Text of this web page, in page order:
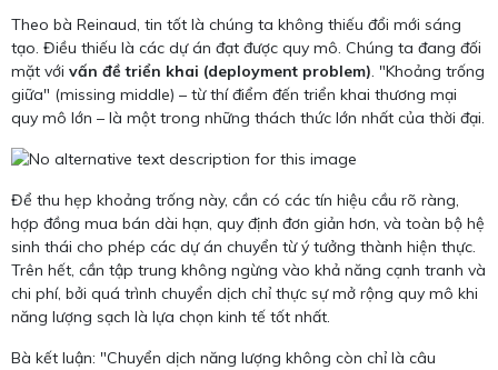
Theo bà Reinaud, tin tốt là chúng ta không thiếu đổi mới sáng
tạo. Điều thiếu là các dự án đạt được quy mô. Chúng ta đang đối
mặt với vấn đề triển khai (deployment problem). "Khoảng trống
giữa" (missing middle) – từ thí điểm đến triển khai thương mại
quy mô lớn – là một trong những thách thức lớn nhất của thời đại.
Để thu hẹp khoảng trống này, cần có các tín hiệu cầu rõ ràng,
hợp đồng mua bán dài hạn, quy định đơn giản hơn, và toàn bộ hệ
sinh thái cho phép các dự án chuyển từ ý tưởng thành hiện thực.
Trên hết, cần tập trung không ngừng vào khả năng cạnh tranh và
chi phí, bởi quá trình chuyển dịch chỉ thực sự mở rộng quy mô khi
năng lượng sạch là lựa chọn kinh tế tốt nhất.
Bà kết luận: "Chuyển dịch năng lượng không còn chỉ là câu